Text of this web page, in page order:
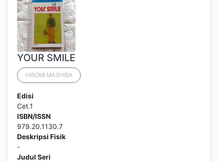
YOUR SMILE
HIROMI MASHIBA
Edisi
Cet.1
ISBN/ISSN
979.20.1130.7
Deskripsi Fisik
-
Judul Seri